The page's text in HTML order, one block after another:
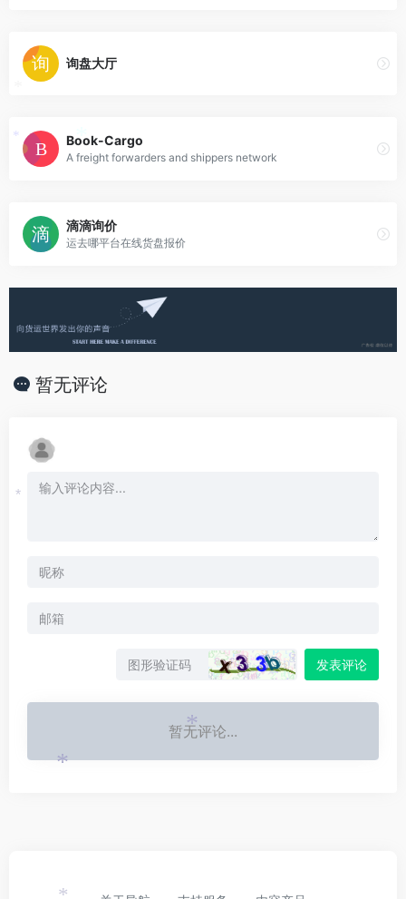
询盘大厅
Book-Cargo
A freight forwarders and shippers network
滴滴询价
运去哪平台在线货盘报价
暂无评论
发表评论
暂无评论...
*
*